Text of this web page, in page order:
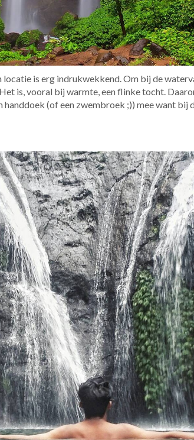
is erg indrukwekkend. Om bij de
is, vooral bij warmte, een flinke tocht.
handdoek (of een zwembroek ;)) mee want